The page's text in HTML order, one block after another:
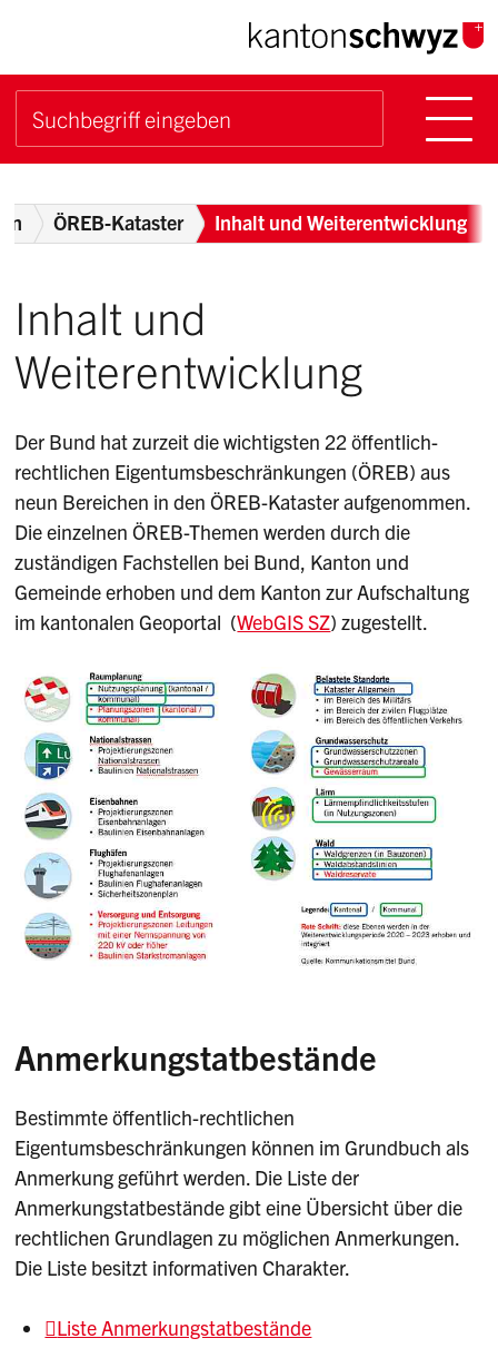
Navigieren im Kanton
Schnellnavigation
Suchbegriff
Breadcrumb
ÖREB-Kataster Inhalt und Weiterentwicklung
Inhalt und
Weiterentwicklung
Der Bund hat zurzeit die wichtigsten 22 öffentlich-
rechtlichen Eigentumsbeschränkungen (ÖREB) aus
neun Bereichen in den ÖREB-Kataster aufgenommen.
Die einzelnen ÖREB-Themen werden durch die
zuständigen Fachstellen bei Bund, Kanton und
Gemeinde erhoben und dem Kanton zur Aufschaltung
im kantonalen Geoportal (WebGIS SZ) zugestellt.
Anmerkungstatbestände
Bestimmte öffentlich-rechtlichen
Eigentumsbeschränkungen können im Grundbuch als
Anmerkung geführt werden. Die Liste der
Anmerkungstatbestände gibt eine Übersicht über die
rechtlichen Grundlagen zu möglichen Anmerkungen.
Die Liste besitzt informativen Charakter.
Liste Anmerkungstatbestände